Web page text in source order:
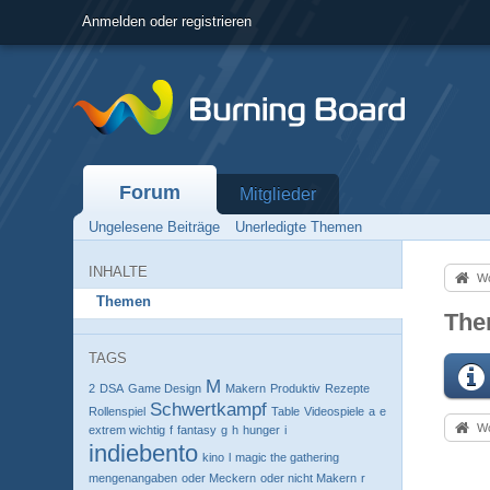
Anmelden oder registrieren
Forum Mitglieder
Ungelesene Beiträge Unerledigte Themen
INHALTE
Themen
TAGS
2 DSA Game Design M Makern Produktiv Rezepte
Rollenspiel Schwertkampf Table Videospiele a e
extrem wichtig f fantasy g h hunger i
indiebento kino l magic the gathering
mengenangaben oder Meckern oder nicht Makern r